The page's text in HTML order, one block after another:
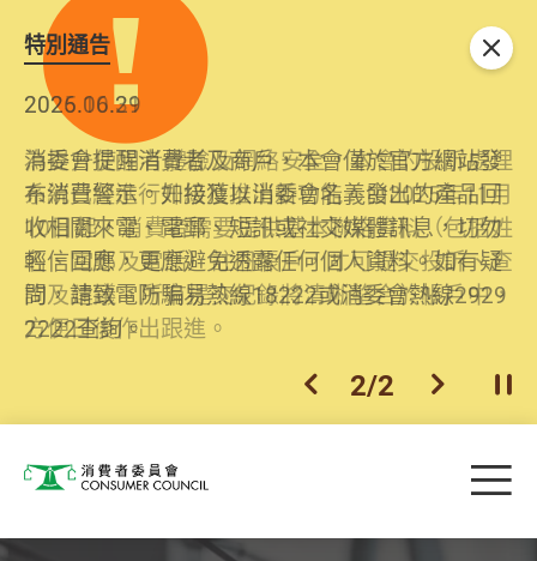
特別通告
2026.06.29
消委會提醒消費者及商戶，本會僅於官方網站發
布消費警示。如接獲以消委會名義發出的產品回
收相關來電、電郵、短訊或社交媒體訊息，切勿
輕信回應，更應避免透露任何個人資料。如有疑
問，請致電防騙易熱線18222或消委會熱線2929
2222查詢。
2025.10.31
為提升使用者體驗及網絡安全，本會的投訴處理
系統已經進行升級及推出新功能。由2025年11月
10日起，消費者需要提供基本聯絡資料（包括姓
名、電郵及電話）註冊帳戶，才可提交投訴、查
詢及建議。所有提交紀錄將清晰整合於帳戶中，
方便日後作出跟進。
上一個
2/2 下一個開
關閉
消費者委員會 目